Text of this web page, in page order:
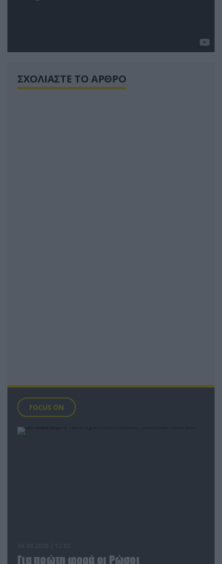
ΣΧΟΛΙΑΣΤΕ ΤΟ ΑΡΘΡΟ
FOCUS ON
Για πρώτη φορά οι Ρώσοι